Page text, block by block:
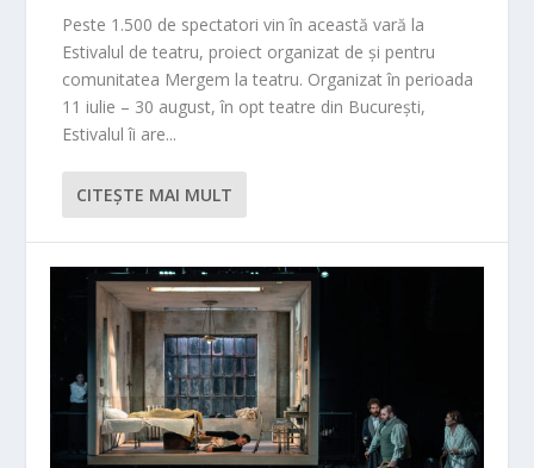
Peste 1.500 de spectatori vin în această vară la
Estivalul de teatru, proiect organizat de și pentru
comunitatea Mergem la teatru. Organizat în perioada
11 iulie – 30 august, în opt teatre din București,
Estivalul îi are...
CITEŞTE MAI MULT